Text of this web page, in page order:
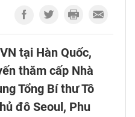
tại Hàn Quốc,
thăm cấp Nhà
Tổng Bí thư Tô
đô Seoul, Phu